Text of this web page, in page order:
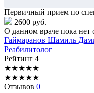
Первичный прием по
2600 руб.
О данном враче пока нет
Гаймаранов Шамиль
Реабилитолог
Рейтинг 4
★★★★★
★★★★★
Отзывов 0